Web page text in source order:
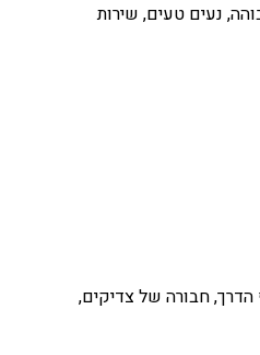
נעים טעים, שירות
הדרך, חבורה של צדיקים,